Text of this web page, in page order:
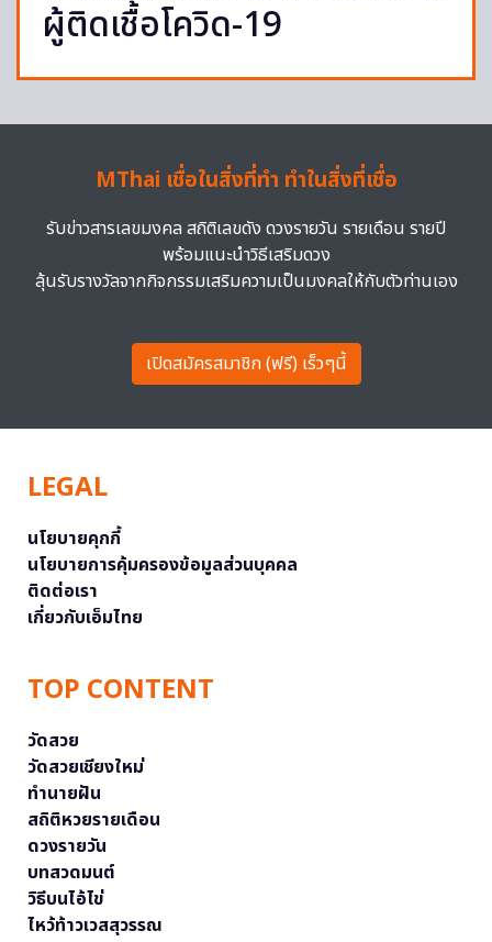
ผู้ติดเชื้อโควิด-19
MThai เชื่อในสิ่งที่ทำ ทำในสิ่งที่เชื่อ
รับข่าวสารเลขมงคล สถิติเลขดัง ดวงรายวัน รายเดือน รายปี
พร้อมแนะนำวิธีเสริมดวง
ลุ้นรับรางวัลจากกิจกรรมเสริมความเป็นมงคลให้กับตัวท่านเอง
เปิดสมัครสมาชิก (ฟรี) เร็วๆนี้
LEGAL
นโยบายคุกกี้
นโยบายการคุ้มครองข้อมูลส่วนบุคคล
ติดต่อเรา
เกี่ยวกับเอ็มไทย
TOP CONTENT
วัดสวย
วัดสวยเชียงใหม่
ทำนายฝัน
สถิติหวยรายเดือน
ดวงรายวัน
บทสวดมนต์
วิธีบนไอ้ไข่
ไหว้ท้าวเวสสุวรรณ